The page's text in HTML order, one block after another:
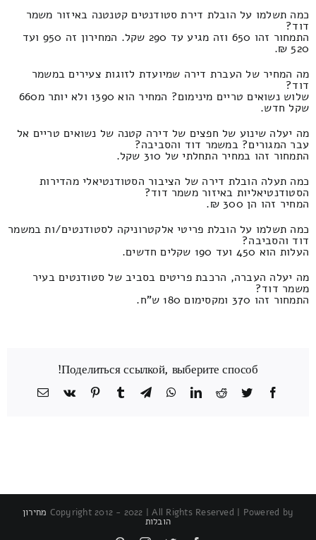
כמה תשלמו על הובלת דירת סטודנטים קטנטנה באיזור משמר
דוד?
התמחור זהו 650 וזה מגיע עד 290 שקל. המחירון זה 950 ועד
520 ₪.
מה המחיר של העברת דירה שמיועדת לזוגות צעירים במשמר
דוד?
שלוש נשואים טריים מינימום? המחיר הוא 1390 ולא יותר מ660
שקל חדש.
מה יעלה שינוע של חפצים של דירה קטנה של נשואים טריים אל
עבר המגורים? במשמר דוד והסביבה?
התמחור זהו במחיר התחלתי של 310 שקל.
כמה תעלה הובלת דירה של הציבור הסטודנטיאלי מהדירות
הסטודנטיאליות באיזור משמר דוד?
המחיר זהו הן 300 ₪.
כמה תשלמו על הובלת פריטי אלקטרוניקה לסטודנטים/ות במשמר
דוד והסביבה?
העלות הוא 450 ועד 190 שקלים חדשים.
מה יעלה העברה, הרכבת פריטים בסביב של סטודנטים בעיר
משמר דוד?
התמחור זהו 370 ומקסימום 180 ש"ח.
Поделиться ссылкой, выберите способ!
Facebook
Twitter
Reddit
LinkedIn
WhatsApp
Telegram
Tumblr
Pinterest
Vk
כתובת
Copyright 2012 - 2022 | All Rights Reserved | Powered by מחירון
הובלות